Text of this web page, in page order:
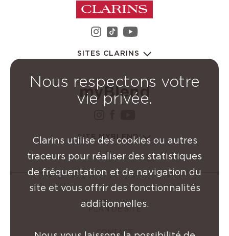
instagram Groupe
youtube Groupe
SITES CLARINS
SITE MYBLEND
PLAN DE SITE
CONTACT
Nous respectons votre
vie privée.
Clarins utilise des cookies ou autres
traceurs pour réaliser des statistiques
de fréquentation et de navigation du
site et vous offrir des fonctionnalités
additionnelles.